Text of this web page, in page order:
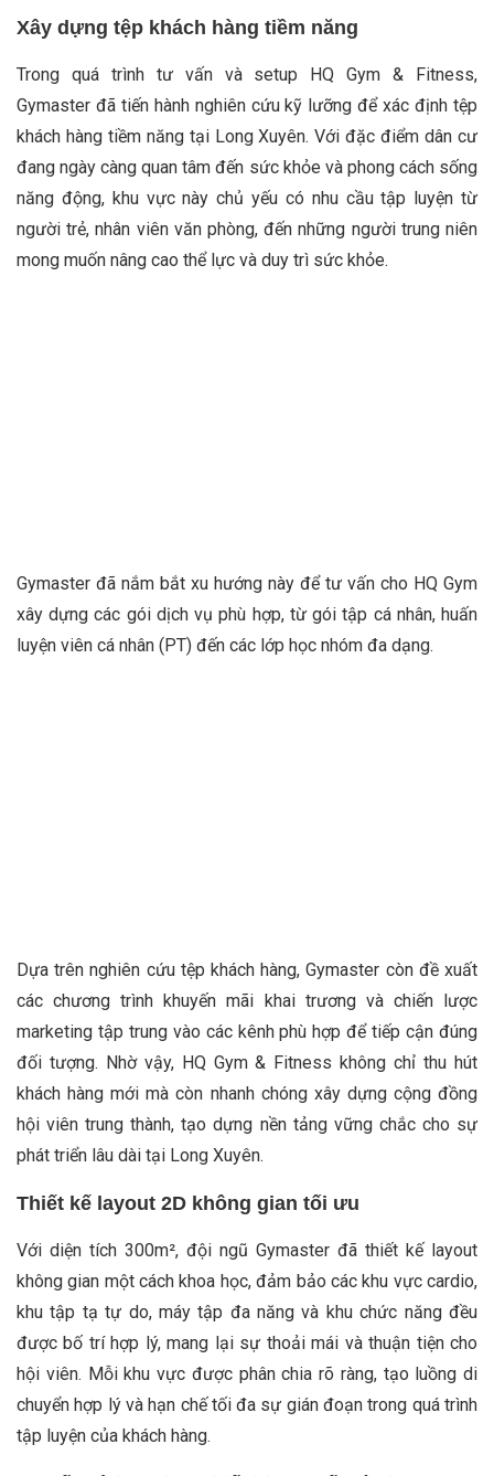
Xây dựng tệp khách hàng tiềm năng
Trong quá trình tư vấn và setup HQ Gym & Fitness,
Gymaster đã tiến hành nghiên cứu kỹ lưỡng để xác định tệp
khách hàng tiềm năng tại Long Xuyên. Với đặc điểm dân cư
đang ngày càng quan tâm đến sức khỏe và phong cách sống
năng động, khu vực này chủ yếu có nhu cầu tập luyện từ
người trẻ, nhân viên văn phòng, đến những người trung niên
mong muốn nâng cao thể lực và duy trì sức khỏe.
Gymaster đã nắm bắt xu hướng này để tư vấn cho HQ Gym
xây dựng các gói dịch vụ phù hợp, từ gói tập cá nhân, huấn
luyện viên cá nhân (PT) đến các lớp học nhóm đa dạng.
Dựa trên nghiên cứu tệp khách hàng, Gymaster còn đề xuất
các chương trình khuyến mãi khai trương và chiến lược
marketing tập trung vào các kênh phù hợp để tiếp cận đúng
đối tượng. Nhờ vậy, HQ Gym & Fitness không chỉ thu hút
khách hàng mới mà còn nhanh chóng xây dựng cộng đồng
hội viên trung thành, tạo dựng nền tảng vững chắc cho sự
phát triển lâu dài tại Long Xuyên.
Thiết kế layout 2D không gian tối ưu
Với diện tích 300m², đội ngũ Gymaster đã thiết kế layout
không gian một cách khoa học, đảm bảo các khu vực cardio,
khu tập tạ tự do, máy tập đa năng và khu chức năng đều
được bố trí hợp lý, mang lại sự thoải mái và thuận tiện cho
hội viên. Mỗi khu vực được phân chia rõ ràng, tạo luồng di
chuyển hợp lý và hạn chế tối đa sự gián đoạn trong quá trình
tập luyện của khách hàng.